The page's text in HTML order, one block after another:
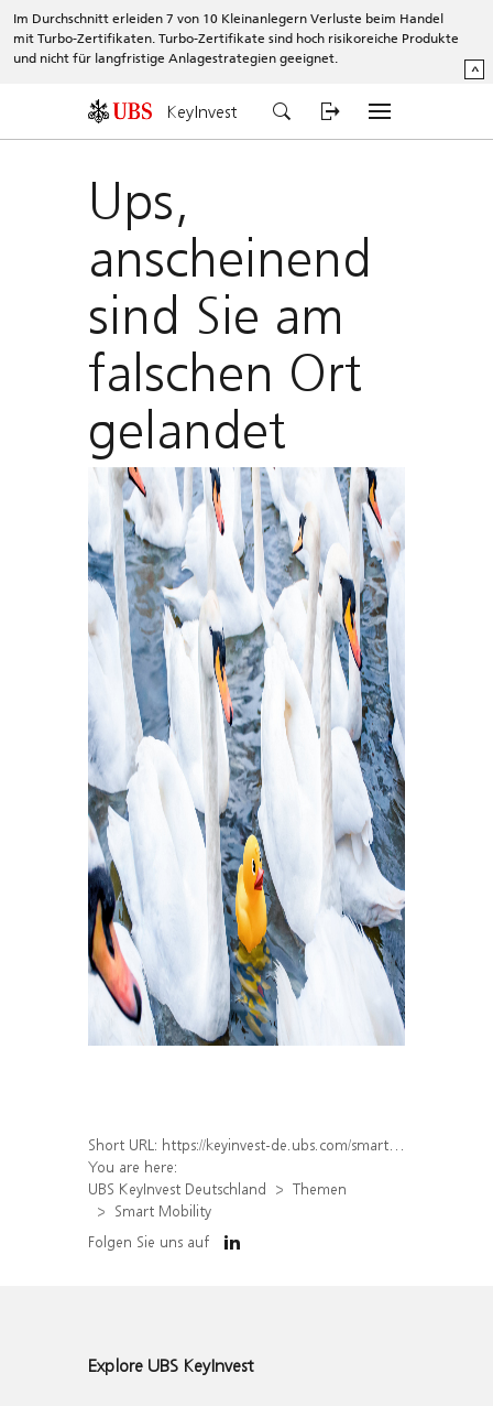
Im Durchschnitt erleiden 7 von 10 Kleinanlegern Verluste beim Handel
mit Turbo-Zertifikaten. Turbo-Zertifikate sind hoch risikoreiche Produkte
und nicht für langfristige Anlagestrategien geeignet.
^
KeyInvest
Ups,
anscheinend
sind Sie am
falschen Ort
gelandet
Short URL: https://keyinvest-de.ubs.com/smart-mobility
You are here:
UBS KeyInvest Deutschland
Themen
Smart Mobility
Folgen Sie uns auf
Explore UBS KeyInvest